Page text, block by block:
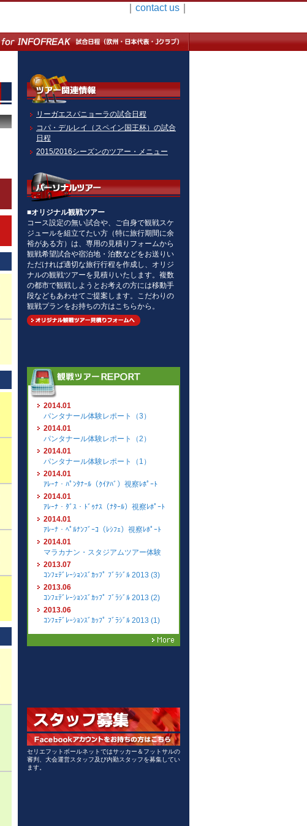
contact us
リーガエスパニョーラの試合日程
コパ・デルレイ（スペイン国王杯）の試合
日程
2015/2016シーズンのツアー・メニュー
■オリジナル観戦ツアー
コース設定の無い試合や、ご自身で観戦スケ
ジュールを組立てたい方（特に旅行期間に余
裕がある方）は、専用の見積りフォームから
観戦希望試合や宿泊地・泊数などをお送りい
ただければ適切な旅行行程を作成し、オリジ
ナルの観戦ツアーを見積りいたします。複数
の都市で観戦しようとお考えの方には移動手
段などもあわせてご提案します。こだわりの
観戦プランをお持ちの方はこちらから。
2014.01
パンタナール体験レポート（3）
2014.01
パンタナール体験レポート（2）
2014.01
パンタナール体験レポート（1）
2014.01
ｱﾚｰﾅ・ﾊﾟﾝﾀﾅｰﾙ（ｸｲｱﾊﾞ）視察ﾚﾎﾟｰﾄ
2014.01
ｱﾚｰﾅ・ﾀﾞｽ・ﾄﾞｩﾅｽ（ﾅﾀｰﾙ）視察ﾚﾎﾟｰﾄ
2014.01
ｱﾚｰﾅ・ﾍﾟﾙﾅﾝﾌﾞｰｺ（ﾚｼﾌｪ）視察ﾚﾎﾟｰﾄ
2014.01
マラカナン・スタジアムツアー体験
2013.07
ｺﾝﾌｪﾃﾞﾚｰｼｮﾝｽﾞｶｯﾌﾟ ﾌﾞﾗｼﾞﾙ 2013 (3)
2013.06
ｺﾝﾌｪﾃﾞﾚｰｼｮﾝｽﾞｶｯﾌﾟ ﾌﾞﾗｼﾞﾙ 2013 (2)
2013.06
ｺﾝﾌｪﾃﾞﾚｰｼｮﾝｽﾞｶｯﾌﾟ ﾌﾞﾗｼﾞﾙ 2013 (1)
セリエフットボールネットではサッカー＆フットサルの
審判、大会運営スタッフ及び内勤スタッフを募集してい
ます。